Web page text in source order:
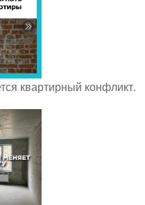
квартирный конфликт.